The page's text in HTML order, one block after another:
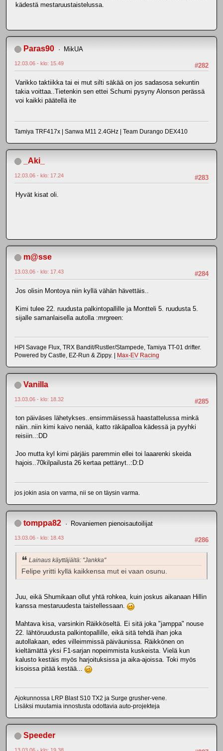
kädestä mestaruustaistelussa.
Paras90 MikUA
#282
12.03.06 - klo: 15.49
Varikko taktiikka tai ei mut silti säkää on jos sadasosa sekuntin
takia voittaa..Tietenkin sen ettei Schumi pysyny Alonson perässä
voi kaikki päätellä ite
Tamiya TRF417x | Sanwa M11 2.4GHz | Team Durango DEX410
_Aki_
#283
12.03.06 - klo: 17.24
Hyvät kisat oli.
m@sse
#284
13.03.06 - klo: 17.43
Jos olisin Montoya niin kyllä vähän hävettäis..
Kimi tulee 22. ruudusta palkintopallille ja Montteli 5. ruudusta 5.
sijalle samanlaisella autolla :mrgreen:
HPI Savage Flux, TRX Bandit/Rustler/Stampede, Tamiya TT-01 drifter.
Powered by Castle, EZ-Run & Zippy. |
Max-EV Racing
Vanilla
#285
13.03.06 - klo: 18.32
ton päiväses lähetykses..ensimmäisessä haastattelussa minkä
näin..niin kimi kaivo nenää, katto räkäpalloa kädessä ja pyyhki
reisiin..:DD
Joo mutta kyl kimi pärjäis paremmin ellei toi laaarenki skeida
hajois..70kilpailusta 26 kertaa pettänyt..:D:D
jos jokin asia on varma, nii se on täysin varma.
tomppa82 Rovaniemen pienoisautoilijat
#286
13.03.06 - klo: 18.43
Lainaus käyttäjältä: "Jankka"
Felipe yritti kyllä kaikkensa mut ei vaan osunu.
Juu, eikä Shumikaan ollut yhtä rohkea, kuin joskus aikanaan Hillin
kanssa mestaruudesta taistellessaan.
Mahtava kisa, varsinkin Räikköseltä. Ei sitä joka "jamppa" nouse
22. lähtöruudusta palkintopallille, eikä sitä tehdä ihan joka
autollakaan, edes villeimmissä päiväunissa. Räikkönen on
kieltämättä yksi F1-sarjan nopeimmista kuskeista. Vielä kun
kalusto kestäis myös harjoituksissa ja aika-ajoissa. Toki myös
kisoissa pitää kestää...
Ajokunnossa LRP Blast S10 TX2 ja Surge grusher-vene.
Lisäksi muutamia innostusta odottavia auto-projekteja
Speeder